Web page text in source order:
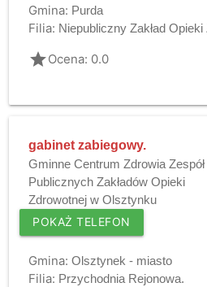
Gmina: Purda
Filia: Niepubliczny Zakład
gradeOcena: 0.0
gabinet zabiegowy.
Gminne Centrum Zdrowia Zespół
Publicznych Zakładów Opieki
Zdrowotnej w Olsztynku
POKAŻ TELEFON
Gmina: Olsztynek - miasto
Filia: Przychodnia Rejonowa.